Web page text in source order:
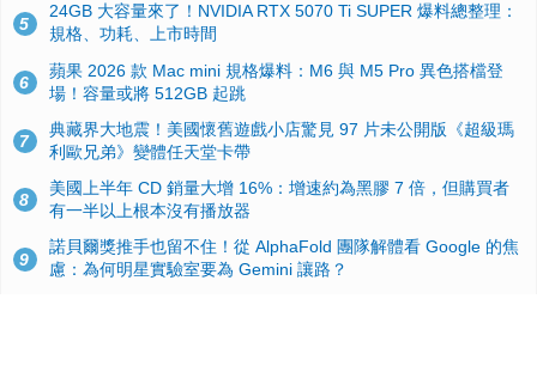
5
24GB 大容量來了！NVIDIA RTX 5070 Ti SUPER 爆料總整理：
規格、功耗、上市時間
6
蘋果 2026 款 Mac mini 規格爆料：M6 與 M5 Pro 異色搭檔登
場！容量或將 512GB 起跳
7
典藏界大地震！美國懷舊遊戲小店驚見 97 片未公開版《超級瑪
利歐兄弟》變體任天堂卡帶
8
美國上半年 CD 銷量大增 16%：增速約為黑膠 7 倍，但購買者
有一半以上根本沒有播放器
9
諾貝爾獎推手也留不住！從 AlphaFold 團隊解體看 Google 的焦
慮：為何明星實驗室要為 Gemini 讓路？